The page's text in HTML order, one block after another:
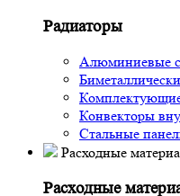
Радиаторы
Алюминиевые
Конвекторы
Стальные
Расходные
Расходные